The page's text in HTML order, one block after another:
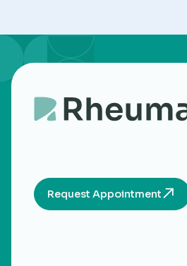
Request Appointment